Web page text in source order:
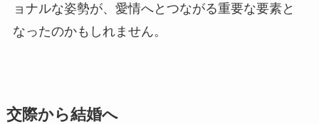
ョナルな姿勢が、愛情へとつながる重要な要素と
なったのかもしれません。
交際から結婚へ